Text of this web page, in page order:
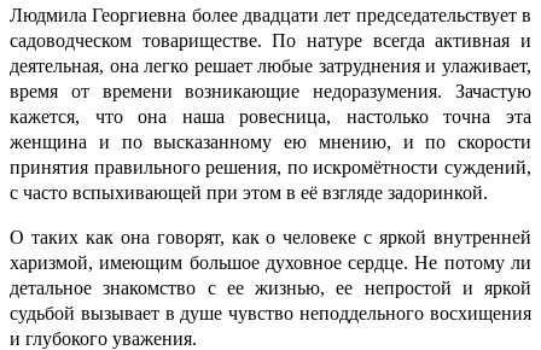
Людмила Георгиевна более двадцати лет председательствует в
садоводческом товариществе. По натуре всегда активная и
деятельная, она легко решает любые затруднения и улаживает,
время от времени возникающие недоразумения. Зачастую
кажется, что она наша ровесница, настолько точна эта
женщина и по высказанному ею мнению, и по скорости
принятия правильного решения, по искромётности суждений,
с часто вспыхивающей при этом в её взгляде задоринкой.
О таких как она говорят, как о человеке с яркой внутренней
харизмой, имеющим большое духовное сердце. Не потому ли
детальное знакомство с ее жизнью, ее непростой и яркой
судьбой вызывает в душе чувство неподдельного восхищения
и глубокого уважения.